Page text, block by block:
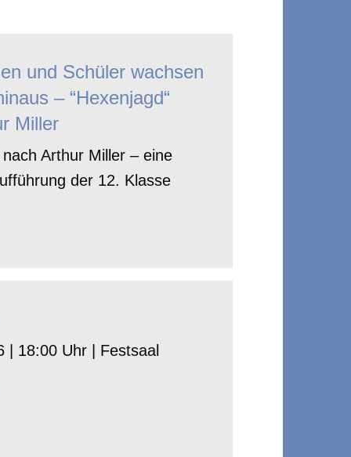
und Schüler wachsen
– “Hexenjagd“
Miller
nach Arthur Miller – eine
der 12. Klasse
| 18:00 Uhr | Festsaal